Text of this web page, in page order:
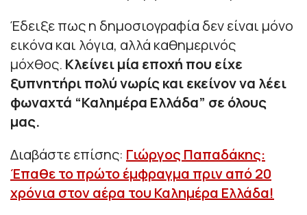
Έδειξε πως η δημοσιογραφία δεν είναι μόνο
εικόνα και λόγια, αλλά καθημερινός
μόχθος. Κλείνει μία εποχή που είχε
ξυπνητήρι πολύ νωρίς και εκείνον να λέει
φωναχτά “Καλημέρα Ελλάδα” σε όλους
μας.
Διαβάστε επίσης: Γιώργος Παπαδάκης:
Έπαθε το πρώτο έμφραγμα πριν από 20
χρόνια στον αέρα του Καλημέρα Ελλάδα!